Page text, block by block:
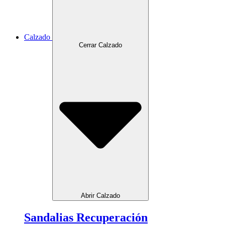
Calzado
Cerrar Calzado
Abrir Calzado
Sandalias Recuperación